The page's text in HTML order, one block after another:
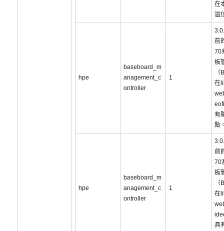
在
溢
hpe
baseboard_m
anagement_c
ontroller
1
前
70
板
在
有
點
hpe
baseboard_m
anagement_c
ontroller
1
前
70
板
在
具